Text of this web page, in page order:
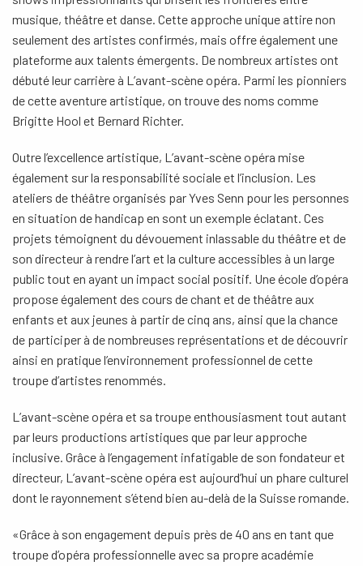
musique, théâtre et danse. Cette approche unique attire non
seulement des artistes confirmés, mais offre également une
plateforme aux talents émergents. De nombreux artistes ont
débuté leur carrière à L’avant-scène opéra. Parmi les pionniers
de cette aventure artistique, on trouve des noms comme
Brigitte Hool et Bernard Richter.
Outre l’excellence artistique, L’avant-scène opéra mise
également sur la responsabilité sociale et l’inclusion. Les
ateliers de théâtre organisés par Yves Senn pour les personnes
en situation de handicap en sont un exemple éclatant. Ces
projets témoignent du dévouement inlassable du théâtre et de
son directeur à rendre l’art et la culture accessibles à un large
public tout en ayant un impact social positif. Une école d’opéra
propose également des cours de chant et de théâtre aux
enfants et aux jeunes à partir de cinq ans, ainsi que la chance
de participer à de nombreuses représentations et de découvrir
ainsi en pratique l’environnement professionnel de cette
troupe d’artistes renommés.
L’avant-scène opéra et sa troupe enthousiasment tout autant
par leurs productions artistiques que par leur approche
inclusive. Grâce à l’engagement infatigable de son fondateur et
directeur, L’avant-scène opéra est aujourd’hui un phare culturel
dont le rayonnement s’étend bien au-delà de la Suisse romande.
«Grâce à son engagement depuis près de 40 ans en tant que
troupe d’opéra professionnelle avec sa propre académie